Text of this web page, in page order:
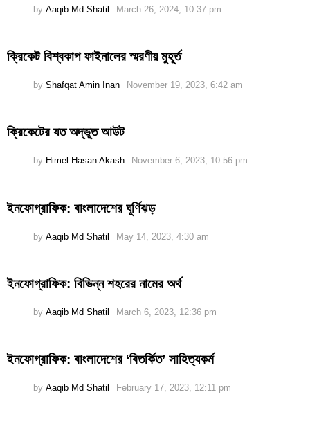
by Aaqib Md Shatil March 26, 2024, 10:37 pm
ক্রিকেট বিশ্বকাপ ফাইনালের স্মরণীয় মুহূর্ত
by Shafqat Amin Inan November 19, 2023, 6:42 am
ক্রিকেটের যত অদ্ভূত আউট
by Himel Hasan Akash November 6, 2023, 10:56 pm
ইনফোগ্রাফিক: বাংলাদেশের ঘূর্ণিঝড়
by Aaqib Md Shatil May 14, 2023, 4:30 am
ইনফোগ্রাফিক: বিভিন্ন শহরের নামের অর্থ
by Aaqib Md Shatil March 6, 2023, 12:36 pm
ইনফোগ্রাফিক: বাংলাদেশের ‘বিতর্কিত’ সাহিত্যকর্ম
by Aaqib Md Shatil February 17, 2023, 12:11 pm